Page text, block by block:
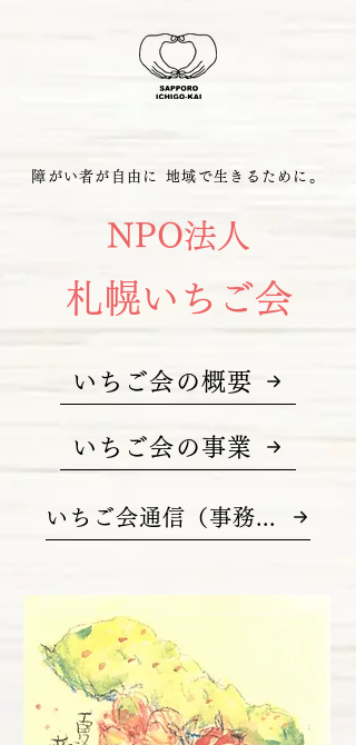
地域で生きるために。
障がい者が自由に
NPO法人
札幌いちご会
いちご会の概要
いちご会の事業